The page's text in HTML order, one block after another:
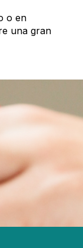
o en
una gran